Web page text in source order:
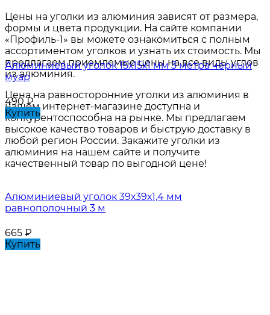
Цены на уголки из алюминия зависят от размера,
формы и цвета продукции. На сайте компании
«Профиль-1» вы можете ознакомиться с полным
ассортиментом уголков и узнать их стоимость. Мы
предлагаем приемлемые цены на все виды углов
из алюминия.
Цена на равносторонние уголки из алюминия в
нашем интернет-магазине доступна и
конкурентоспособна на рынке. Мы предлагаем
высокое качество товаров и быструю доставку в
любой регион России. Закажите уголки из
алюминия на нашем сайте и получите
качественный товар по выгодной цене!
Алюминиевый уголок 15х15х1 мм 3 метра черный
муар
490₽
Купить
Алюминиевый уголок 39х39х1,4 мм
равнополочный 3 м
665 ₽
Купить